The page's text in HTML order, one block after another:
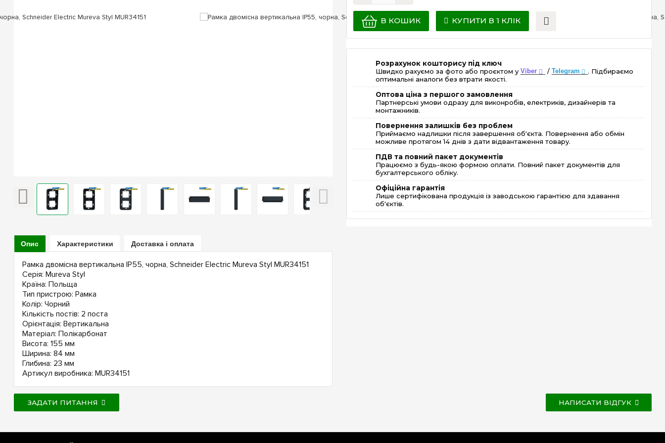
В КОШИК КУПИТИ В 1 КЛІК
Розрахунок кошторису під ключ
Швидко рахуємо за фото або проєктом уViber / Telegram
. Підбираємо
оптимальні аналоги без втрати якості.
Оптова ціна з першого замовлення
Партнерські умови одразу для виконробів, електриків, дизайнерів та
монтажників.
Повернення залишків без проблем
Приймаємо надлишки після завершення об'єкта. Повернення або обмін
можливе протягом 14 днів з дати відвантаження товару.
ПДВ та повний пакет документів
Працюємо з будь-якою формою оплати. Повний пакет документів для
бухгалтерського обліку.
Офіційна гарантія
Лише сертифікована продукція із заводською гарантією для здавання
об'єктів.
Опис Характеристики Доставка і оплата
Рамка двомісна вертикальна IP55, чорна, Schneider Electric Mureva Styl MUR34151
Серія: Mureva Styl
Країна: Польща
Тип пристрою: Рамка
Колір: Чорний
Кількість постів: 2 поста
Орієнтація: Вертикальна
Матеріал: Полікарбонат
Висота: 155 мм
Ширина: 84 мм
Глибина: 23 мм
Артикул виробника: MUR34151
ЗАДАТИ ПИТАННЯ НАПИСАТИ ВІДГУК